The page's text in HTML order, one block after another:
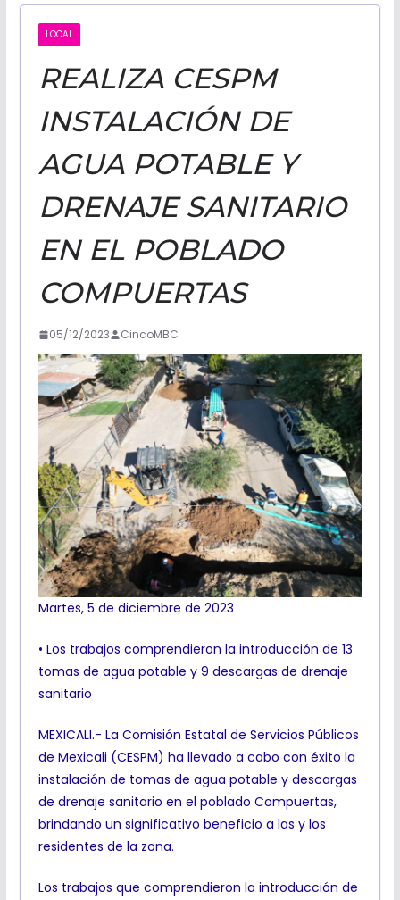
NOTICIAS
LOCAL
REALIZA CESPM
INSTALACIÓN DE
AGUA POTABLE Y
DRENAJE SANITARIO
EN EL POBLADO
COMPUERTAS
05/12/2023 CincoMBC
Martes, 5 de diciembre de 2023
• Los trabajos comprendieron la introducción de 13
tomas de agua potable y 9 descargas de drenaje
sanitario
MEXICALI.- La Comisión Estatal de Servicios Públicos
de Mexicali (CESPM) ha llevado a cabo con éxito la
instalación de tomas de agua potable y descargas
de drenaje sanitario en el poblado Compuertas,
brindando un significativo beneficio a las y los
residentes de la zona.
Los trabajos que comprendieron la introducción de